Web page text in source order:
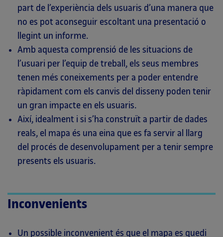
part de l’experiència dels usuaris d’una manera que
no es pot aconseguir escoltant una presentació o
llegint un informe.
Amb aquesta comprensió de les situacions de
l’usuari per l’equip de treball, els seus membres
tenen més coneixements per a poder entendre
ràpidament com els canvis del disseny poden tenir
un gran impacte en els usuaris.
Així, idealment i si s’ha construït a partir de dades
reals, el mapa és una eina que es fa servir al llarg
del procés de desenvolupament per a tenir sempre
presents els usuaris.
Inconvenients
Un possible inconvenient és que el mapa es quedi